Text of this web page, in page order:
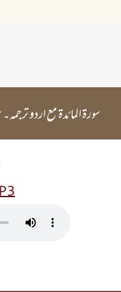
سورۃ المائدۃ مع اردو ترجمہ۔ سورہ مائدہ مدنی سورہ ہے جو